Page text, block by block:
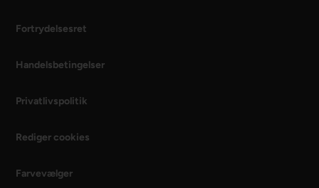
Fortrydelsesret
Handelsbetingelser
Privatlivspolitik
Rediger cookies
Farvevælger